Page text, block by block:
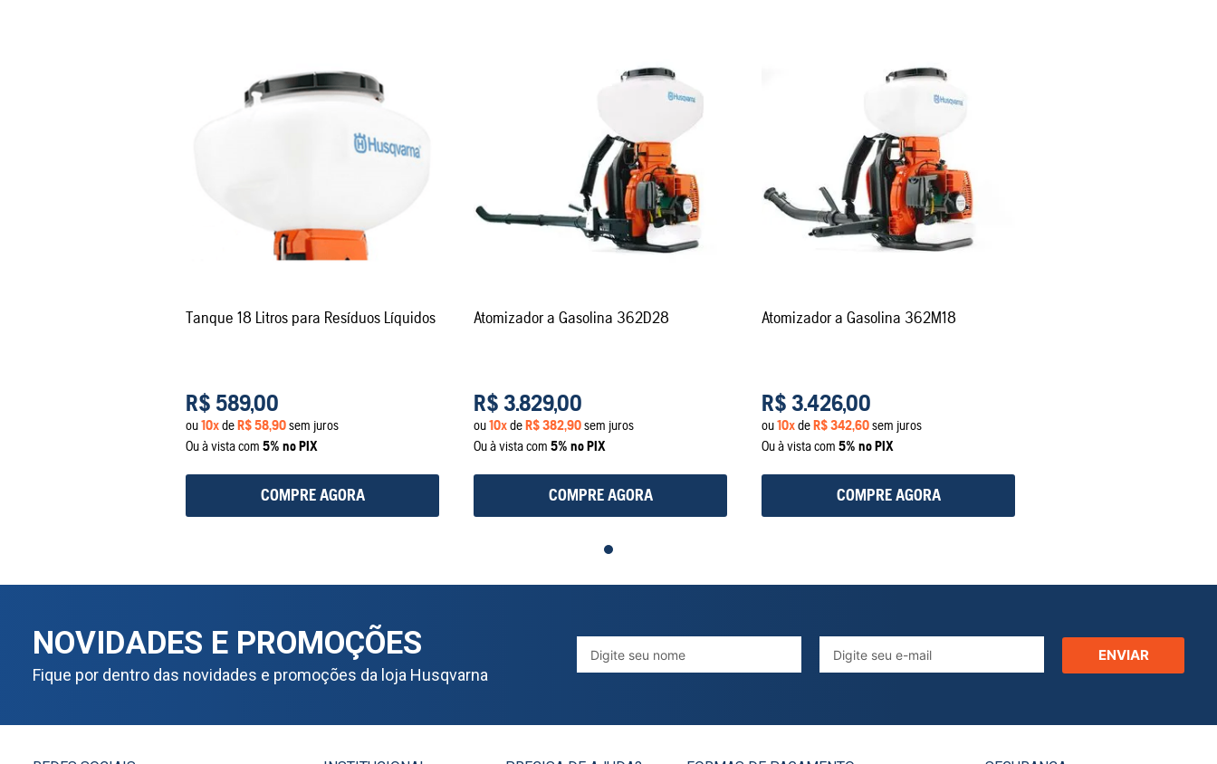
Tanque 18 Litros para Resíduos Líquidos
R$ 589,00
ou10xdeR$58,90sem juros
Ou à vista com 5% no PIX
COMPRE AGORA
Atomizador a Gasolina 362D28
R$ 3.829,00
ou10xdeR$382,90sem juros
Ou à vista com 5% no PIX
COMPRE AGORA
Atomizador a Gasolina 362M18
R$ 3.426,00
ou10xdeR$342,60sem juros
Ou à vista com 5% no PIX
COMPRE AGORA
NOVIDADES E PROMOÇÕES
Fique por dentro das novidades e promoções da loja Husqvarna
ENVIAR